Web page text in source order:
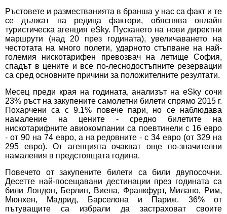
Ръстовете и разместванията в бранша у нас са факт и те
се дължат на редица фактори, обяснява онлайн
туристическа агенция eSky. Пускането на нови директни
маршрути (над 20 през годината), увеличаването на
честотата на много полети, ударното стъпване на най-
големия нискотарифен превозвач на летище София,
спадът в цените и все по-леснодостъпните резервации
са сред основните причини за положителните резултати.
Месец преди края на годината, анализът на eSky сочи
23% ръст на закупените самолетни билети спрямо 2015 г.
Похарчени са с 9.1% повече пари, но се наблюдава
намаление на цените - средно билетите на
нискотарифните авиокомпании са поевтинели с 16 евро
- от 90 на 74 евро, а на редовните - с 34 евро (от 329 на
295 евро). От агенцията очакват още по-значителни
намаления в предстоящата година.
Повечето от закупените билети са били двупосочни.
Десетте най-посещавани дестинации през годината са
били Лондон, Берлин, Виена, Франкфурт, Милано, Рим,
Мюнхен, Мадрид, Барселона и Париж. 36% от
пътуващите са избрали да застраховат своите